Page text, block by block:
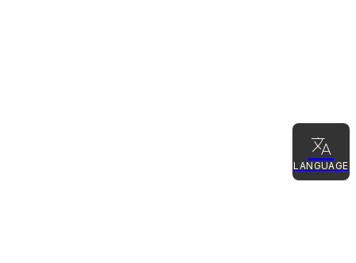
LANGUAGE